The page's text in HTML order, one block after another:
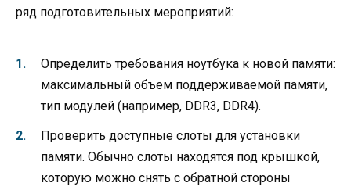
ряд подготовительных мероприятий:
Определить требования ноутбука к новой памяти:
максимальный объем поддерживаемой памяти,
тип модулей (например, DDR3, DDR4).
Проверить доступные слоты для установки
памяти. Обычно слоты находятся под крышкой,
которую можно снять с обратной стороны